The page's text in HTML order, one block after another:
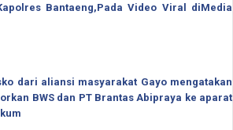
Bantaeng,Pada Video Viral diMedia
dari aliansi masyarakat Gayo mengatakan
BWS dan PT Brantas Abipraya ke aparat